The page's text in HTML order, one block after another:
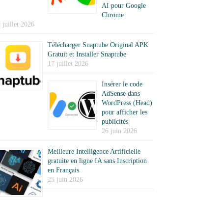
AI pour Google
Chrome
juillet 2026
Télécharger Snaptube Original APK
Gratuit et Installer Snaptube
17 juillet 2026
Insérer le code
AdSense dans
WordPress (Head)
pour afficher les
publicités
26 juin 2026
Meilleure Intelligence Artificielle
gratuite en ligne IA sans Inscription
en Français
25 juin 2026